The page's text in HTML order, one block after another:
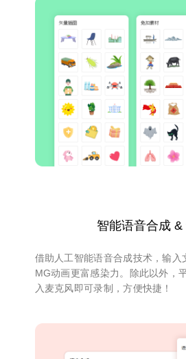
智能语音合成 &
借助人工智能语音合成技术，输入
MG动画更富感染力。除此以外，
入麦克风即可录制，方便快捷！